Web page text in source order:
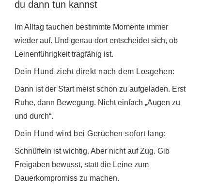
du dann tun kannst
Im Alltag tauchen bestimmte Momente immer
wieder auf. Und genau dort entscheidet sich, ob
Leinenführigkeit tragfähig ist.
Dein Hund zieht direkt nach dem Losgehen:
Dann ist der Start meist schon zu aufgeladen. Erst
Ruhe, dann Bewegung. Nicht einfach „Augen zu
und durch“.
Dein Hund wird bei Gerüchen sofort lang:
Schnüffeln ist wichtig. Aber nicht auf Zug. Gib
Freigaben bewusst, statt die Leine zum
Dauerkompromiss zu machen.